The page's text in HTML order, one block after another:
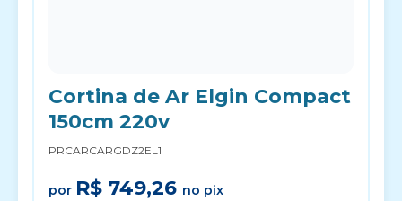
Cortina de Ar Elgin Compact
150cm 220v
PRCARCARGDZ2EL1
por R$ 749,26 no pix